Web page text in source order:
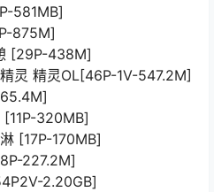
581MB]
875M]
[29P-438M]
灵 精灵OL[46P-1V-547.2M]
[11P-320MB]
[17P-170MB]
227.2M]
2.20GB]